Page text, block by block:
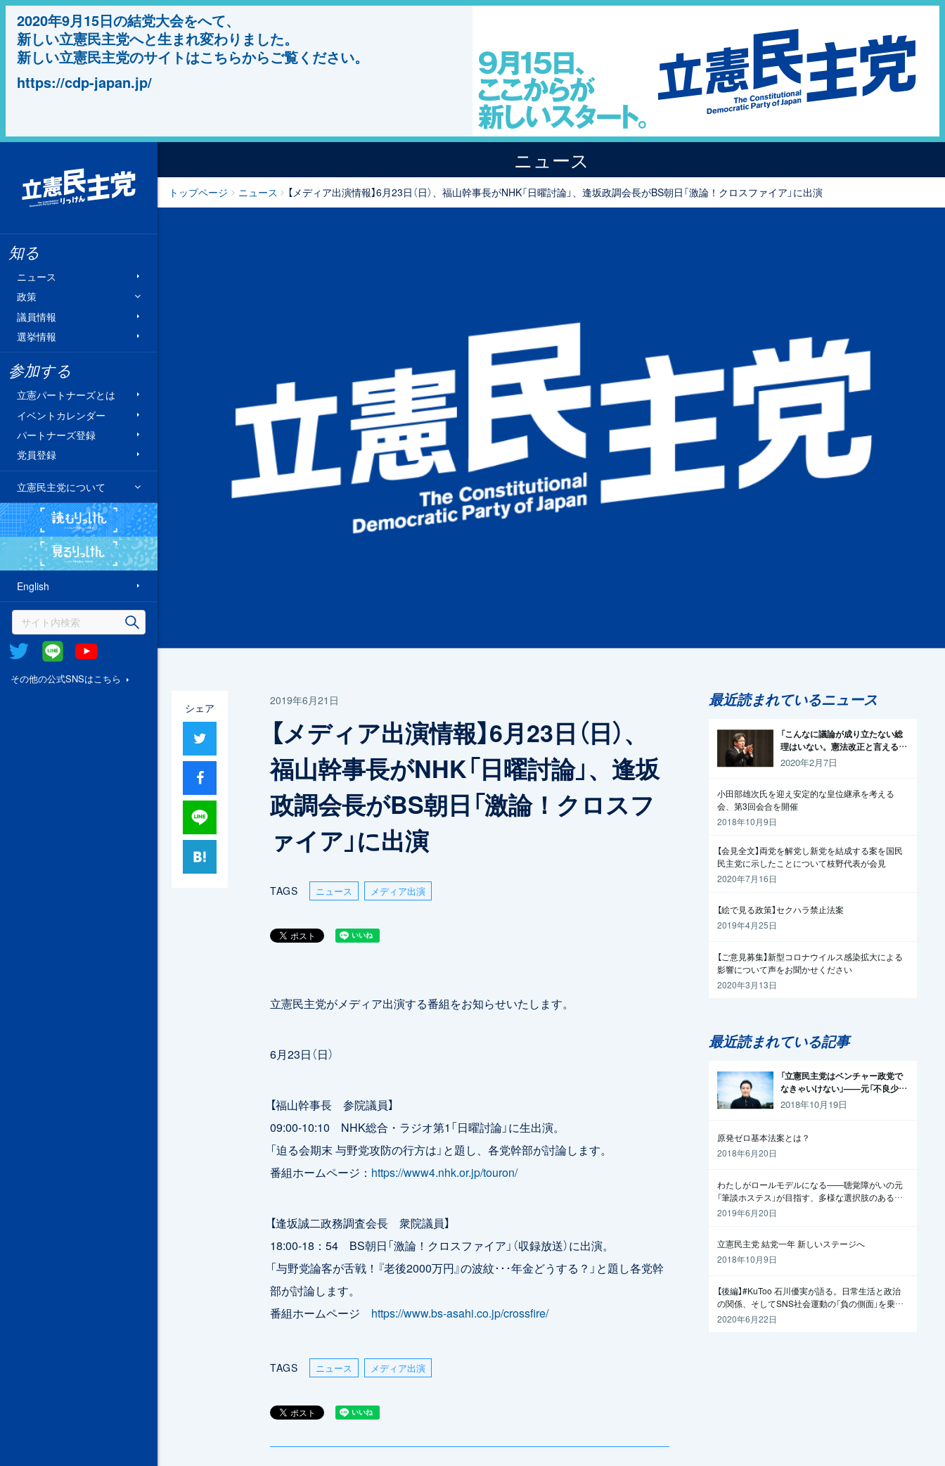
2020年9月15日の結党大会をへて、
新しい立憲民主党へと生まれ変わりました。
新しい立憲民主党のサイトはこちらからご覧ください。
https://cdp-japan.jp/
知る
ニュース
政策
議員情報
選挙情報
参加する
立憲パートナーズとは
イベントカレンダー
パートナーズ登録
党員登録
立憲民主党について
English
Twitter @Line
その他の公式SNSはこちら
ニュース
トップページ ニュース 【メディア出演情報】6月23日（日）、福山幹事長がNHK「日曜討論」、逢坂政調会長がBS朝日「激論！クロスファイア」に出演
シェア
Lineで送る
2019年6月21日
【メディア出演情報】6月23日（日）、
福山幹事長がNHK「日曜討論」、逢坂
政調会長がBS朝日「激論！クロスフ
ァイア」に出演
TAGS ニュース メディア出演
立憲民主党がメディア出演する番組をお知らせいたします。
6月23日（日）
【福山幹事長 参院議員】
09:00-10:10 NHK総合・ラジオ第1「日曜討論」に生出演。
「迫る会期末 与野党攻防の行方は」と題し、各党幹部が討論します。
番組ホームページ： https://www4.nhk.or.jp/touron/
【逢坂誠二政務調査会長 衆院議員】
18:00-18：54 BS朝日「激論！クロスファイア」（収録放送）に出演。
「与野党論客が舌戦！『老後2000万円』の波紋･･･年金どうする？」と題し各党幹
部が討論します。
番組ホームページ https://www.bs-asahi.co.jp/crossfire/
TAGS ニュース メディア出演
最近読まれているニュース
「こんなに議論が成り立たない総
理はいない。憲法改正と言える資
格がどこにある。市民と野党の力
で引きずり下ろそう」杉尾議員
2020年2月7日
小田部雄次氏を迎え安定的な皇位継承を考える
会、第3回会合を開催
2018年10月9日
【会見全文】両党を解党し新党を結成する案を国民
民主党に示したことについて枝野代表が会見
2020年7月16日
【絵で見る政策】セクハラ禁止法案
2019年4月25日
【ご意見募集】新型コロナウイルス感染拡大による
影響について声をお聞かせください
2020年3月13日
最近読まれている記事
「立憲民主党はベンチャー政党で
なきゃいけない」——元「不良少
年」の起業家が政治家になった理
2018年10月19日
原発ゼロ基本法案とは？
2018年6月20日
わたしがロールモデルになる——聴覚障がいの元
「筆談ホステス」が目指す、多様な選択肢のある社
会
2019年6月20日
立憲民主党 結党一年 新しいステージへ
2018年10月9日
【後編】#KuToo 石川優実が語る。日常生活と政治
の関係、そしてSNS社会運動の「負の側面」を乗り
越えるには
2020年6月22日